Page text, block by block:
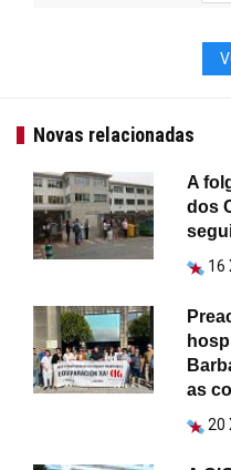
Novas relacionadas
A
dos
16
as
20